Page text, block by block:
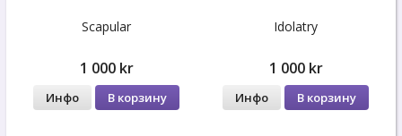
Scapular
1 000 kr
Инфо В корзину
Idolatry
1 000 kr
Инфо В корзину